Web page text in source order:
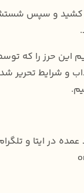
کشید و سپس
این حرز را که
و شرایط تحریر
در ایتا و